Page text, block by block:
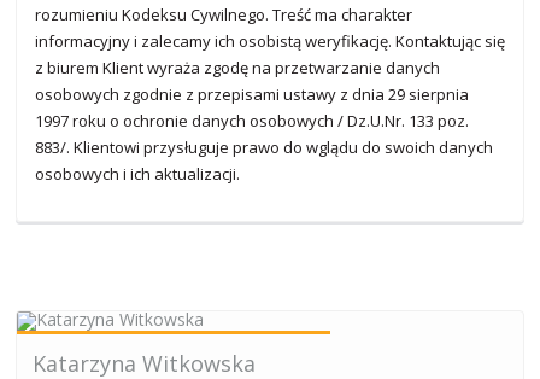
rozumieniu Kodeksu Cywilnego. Treść ma charakter
informacyjny i zalecamy ich osobistą weryfikację. Kontaktując się
z biurem Klient wyraża zgodę na przetwarzanie danych
osobowych zgodnie z przepisami ustawy z dnia 29 sierpnia
1997 roku o ochronie danych osobowych / Dz.U.Nr. 133 poz.
883/. Klientowi przysługuje prawo do wglądu do swoich danych
osobowych i ich aktualizacji.
Katarzyna Witkowska